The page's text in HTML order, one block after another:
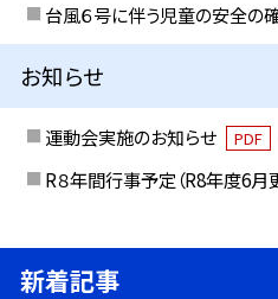
台風６号に伴う児童の安全の
お知らせ
運動会実施のお知らせ PDF
R８年間行事予定（R8年度6月
新着記事